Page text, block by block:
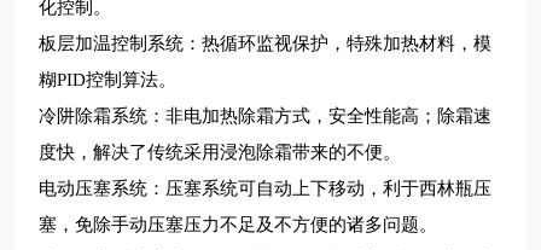
化控制。
板层加温控制系统：热循环监视保护，特殊加热材料，模
糊PID控制算法。
冷阱除霜系统：非电加热除霜方式，安全性能高；除霜速
度快，解决了传统采用浸泡除霜带来的不便。
电动压塞系统：压塞系统可自动上下移动，利于西林瓶压
塞，免除手动压塞压力不足及不方便的诸多问题。